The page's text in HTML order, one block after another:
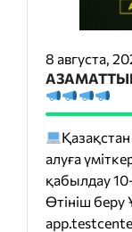
8 августа,
алуға
қабылдау
Өтініш беру